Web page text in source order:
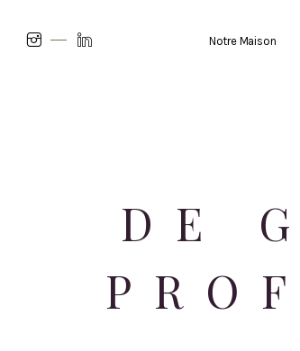
Notre Maison
DE